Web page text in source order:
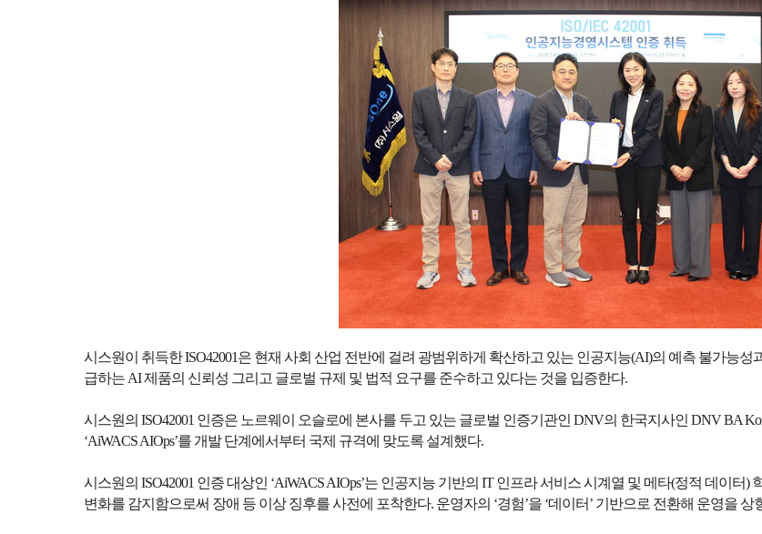
시스원이 취득한 ISO42001은 현재 사회 산업 전반에 걸려 광범위하게 확산하고 있는 인공지능(AI)의 예측 불가능
급하는 AI 제품의 신뢰성 그리고 글로벌 규제 및 법적 요구를 준수하고 있다는 것을 입증한다.
시스원의 ISO42001 인증은 노르웨이 오슬로에 본사를 두고 있는 글로벌 인증기관인 DNV의 한국지사인 DNV BA
‘AiWACS AIOps’를 개발 단계에서부터 국제 규격에 맞도록 설계했다.
시스원의 ISO42001 인증 대상인 ‘AiWACS AIOps’는 인공지능 기반의 IT 인프라 서비스 시계열 및 메타(정적 데이
변화를 감지함으로써 장애 등 이상 징후를 사전에 포착한다. 운영자의 ‘경험’을 ‘데이터’ 기반으로 전환해 운영을